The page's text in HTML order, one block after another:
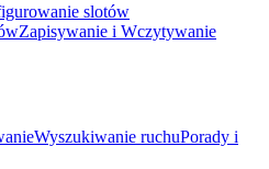
slotów
Zapisywanie i Wczytywanie
Wyszukiwanie ruchuPorady i